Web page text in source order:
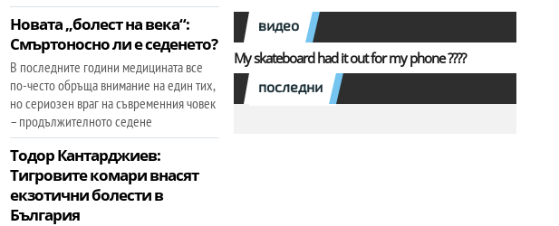
Новата „болест на века“:
Смъртоносно ли е седенето?
В последните години медицината все
по-често обръща внимание на един тих,
но сериозен враг на съвременния човек
– продължителното седене
Тодор Кантарджиев:
Тигровите комари внасят
екзотични болести в
България
видео
My skateboard had it out for my phone ????
последни